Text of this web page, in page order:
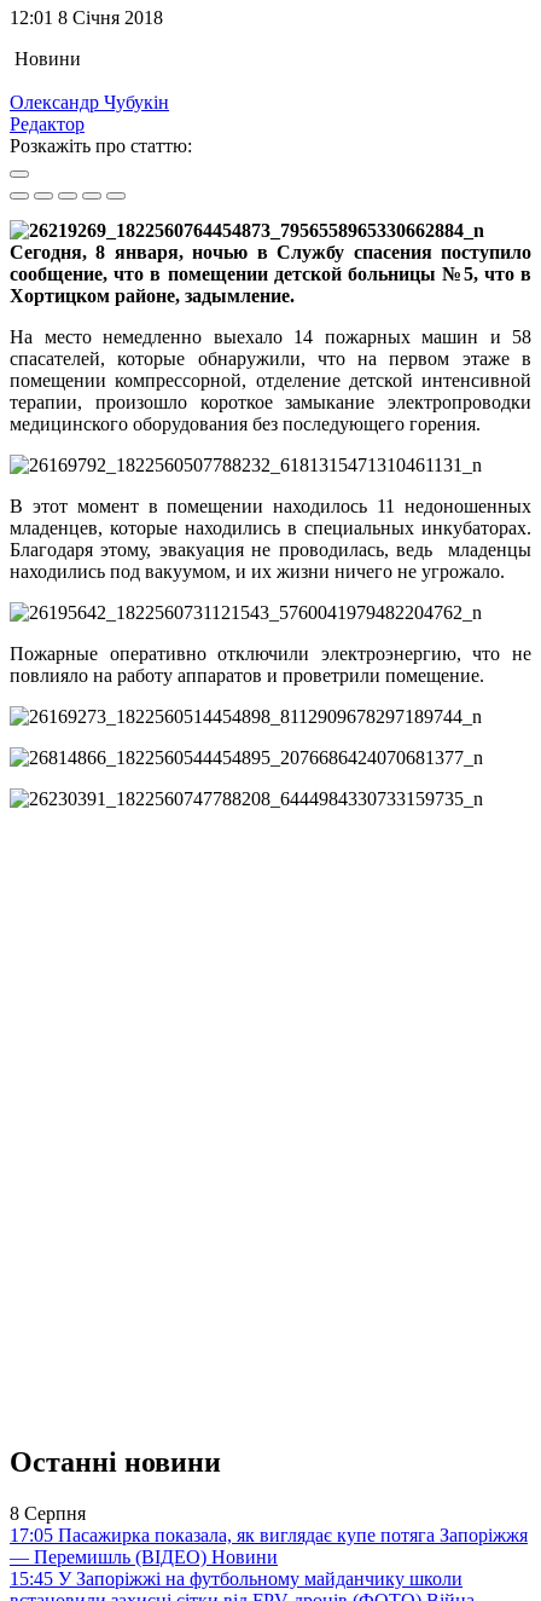
12:01 8 Січня 2018
Новини
Олександр Чубукін
Редактор
Розкажіть про статтю:
Сегодня, 8 января, ночью в Службу спасения поступило
сообщение, что в помещении детской больницы №5, что в
Хортицком районе, задымление.
На место немедленно выехало 14 пожарных машин и 58
спасателей, которые обнаружили, что на первом этаже в
помещении компрессорной, отделение детской интенсивной
терапии, произошло короткое замыкание электропроводки
медицинского оборудования без последующего горения.
В этот момент в помещении находилось 11 недоношенных
младенцев, которые находились в специальных инкубаторах.
Благодаря этому, эвакуация не проводилась, ведь младенцы
находились под вакуумом, и их жизни ничего не угрожало.
Пожарные оперативно отключили электроэнергию, что не
повлияло на работу аппаратов и проветрили помещение.
Останні новини
8 Серпня
17:05 Пасажирка показала, як виглядає купе потяга Запоріжжя
— Перемишль (ВІДЕО) Новини
15:45 У Запоріжжі на футбольному майданчику школи